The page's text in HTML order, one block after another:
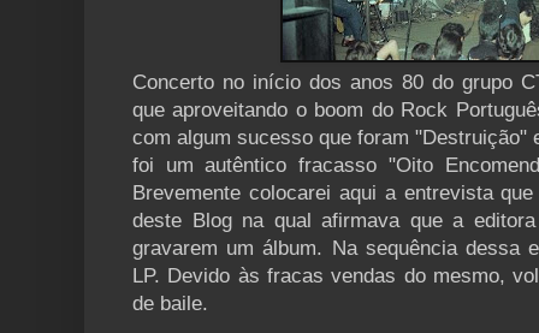
Concerto no início dos anos 80 do grupo
que aproveitando o boom do Rock
com algum sucesso que foram "Destruição"
foi um autêntico fracasso "Oito
Brevemente colocarei aqui a entrevista
deste Blog na qual afirmava que a
gravarem um álbum. Na sequência dessa
LP. Devido às fracas vendas do mesmo,
de baile.